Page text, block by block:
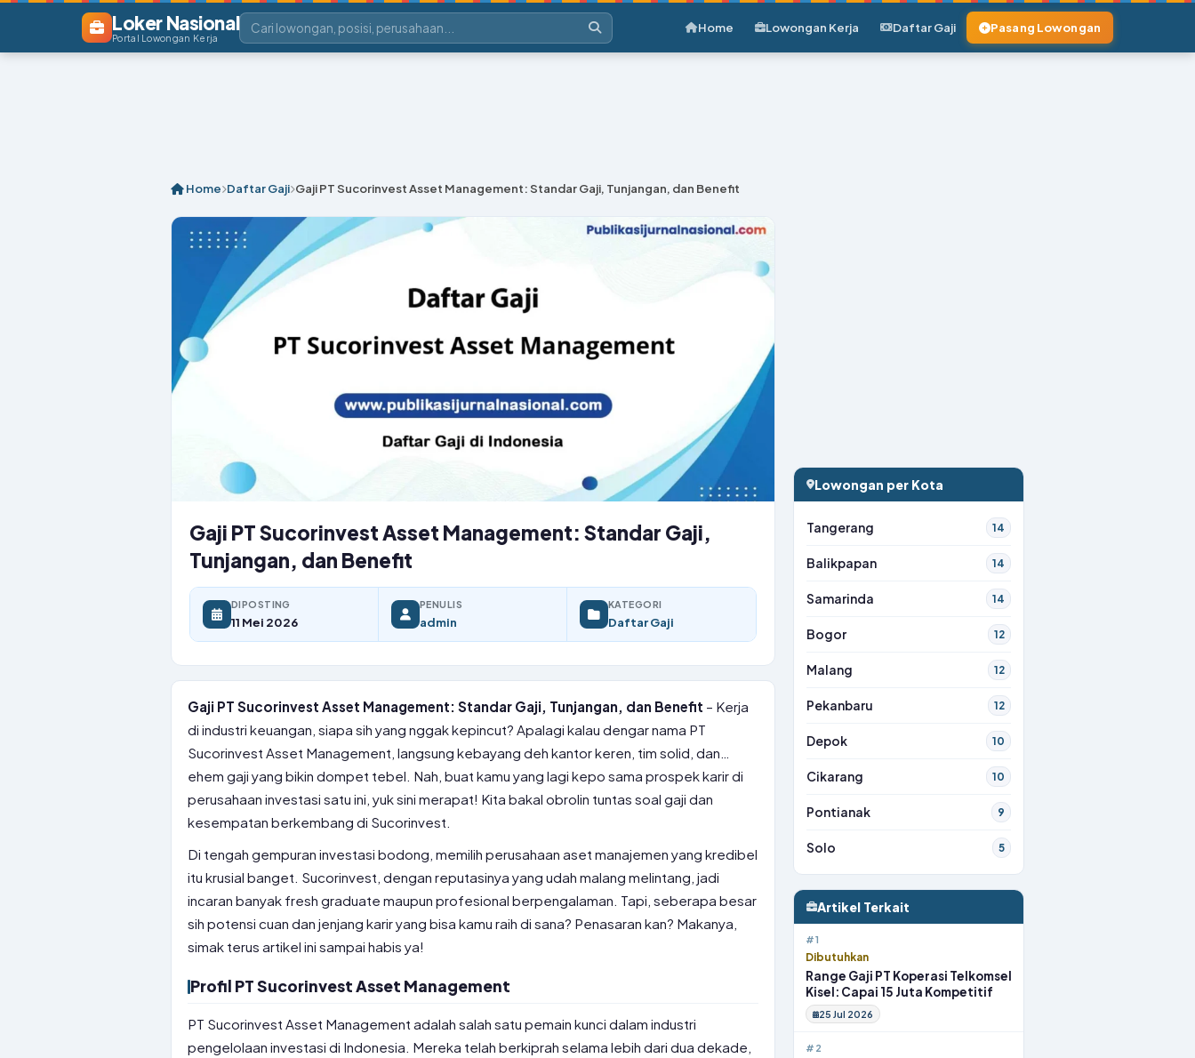
Loker Nasional
Portal Lowongan Kerja
Home Lowongan Kerja Daftar Gaji Pasang Lowongan
Home Daftar Gaji Gaji PT Sucorinvest Asset Management: Standar Gaji, Tunjangan, dan Benefit
Gaji PT Sucorinvest Asset Management: Standar Gaji,
Tunjangan, dan Benefit
DIPOSTING
11 Mei 2026
PENULIS
admin
KATEGORI
Daftar Gaji
Gaji PT Sucorinvest Asset Management: Standar Gaji, Tunjangan, dan Benefit – Kerja
di industri keuangan, siapa sih yang nggak kepincut? Apalagi kalau dengar nama PT
Sucorinvest Asset Management, langsung kebayang deh kantor keren, tim solid, dan…
ehem gaji yang bikin dompet tebel. Nah, buat kamu yang lagi kepo sama prospek karir di
perusahaan investasi satu ini, yuk sini merapat! Kita bakal obrolin tuntas soal gaji dan
kesempatan berkembang di Sucorinvest.
Di tengah gempuran investasi bodong, memilih perusahaan aset manajemen yang kredibel
itu krusial banget. Sucorinvest, dengan reputasinya yang udah malang melintang, jadi
incaran banyak fresh graduate maupun profesional berpengalaman. Tapi, seberapa besar
sih potensi cuan dan jenjang karir yang bisa kamu raih di sana? Penasaran kan? Makanya,
simak terus artikel ini sampai habis ya!
Profil PT Sucorinvest Asset Management
PT Sucorinvest Asset Management adalah salah satu pemain kunci dalam industri
pengelolaan investasi di Indonesia. Mereka telah berkiprah selama lebih dari dua dekade,
Lowongan per Kota
Tangerang 14
Balikpapan 14
Samarinda 14
Bogor 12
Malang 12
Pekanbaru 12
Depok 10
Cikarang 10
Pontianak 9
Solo 5
Artikel Terkait
#1
Dibutuhkan
Range Gaji PT Koperasi Telkomsel
Kisel: Capai 15 Juta Kompetitif
25 Jul 2026
#2